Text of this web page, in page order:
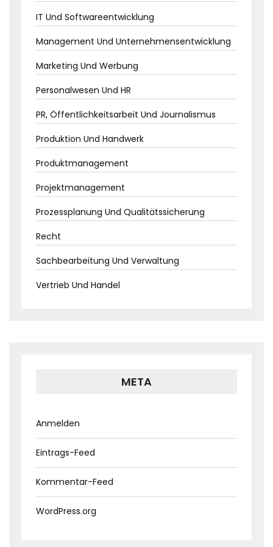
IT Und Softwareentwicklung
Management Und Unternehmensentwicklung
Marketing Und Werbung
Personalwesen Und HR
PR, Öffentlichkeitsarbeit Und Journalismus
Produktion Und Handwerk
Produktmanagement
Projektmanagement
Prozessplanung Und Qualitätssicherung
Recht
Sachbearbeitung Und Verwaltung
Vertrieb Und Handel
META
Anmelden
Eintrags-Feed
Kommentar-Feed
WordPress.org